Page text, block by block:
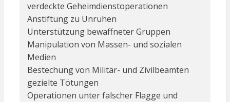
verdeckte Geheimdienstoperationen
Anstiftung zu Unruhen
Unterstützung bewaffneter Gruppen
Manipulation von Massen- und sozialen
Medien
Bestechung von Militär- und Zivilbeamten
gezielte Tötungen
Operationen unter falscher Flagge und